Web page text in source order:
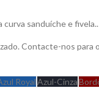
sanduíche e
Contacte-nos
RoyalAzul-Cinza